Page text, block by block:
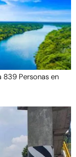
Personas en